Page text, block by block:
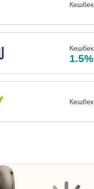
Кешбек
Кешбек
1.5%
Кешбек